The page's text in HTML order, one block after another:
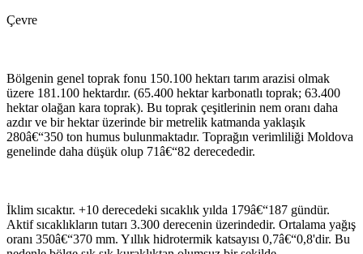
Çevre
Bölgenin genel toprak fonu 150.100 hektarı tarım arazisi olmak
üzere 181.100 hektardır. (65.400 hektar karbonatlı toprak; 63.400
hektar olağan kara toprak). Bu toprak çeşitlerinin nem oranı daha
azdır ve bir hektar üzerinde bir metrelik katmanda yaklaşık
280â€“350 ton humus bulunmaktadır. Toprağın verimliliği Moldova
genelinde daha düşük olup 71â€“82 derecededir.
İklim sıcaktır. +10 derecedeki sıcaklık yılda 179â€“187 gündür.
Aktif sıcaklıkların tutarı 3.300 derecenin üzerindedir. Ortalama yağış
oranı 350â€“370 mm. Yıllık hidrotermik katsayısı 0,7â€“0,8'dir. Bu